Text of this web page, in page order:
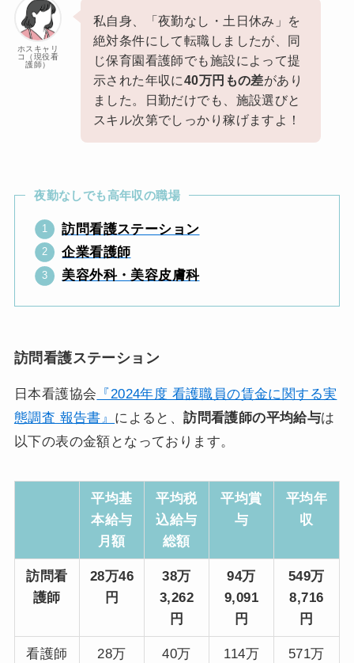
ホスキャリ
コ（現役看
護師）
私自身、「夜勤なし・土日休み」を
絶対条件にして転職しましたが、同
じ保育園看護師でも施設によって提
示された年収に40万円もの差があり
ました。日勤だけでも、施設選びと
スキル次第でしっかり稼げますよ！
夜勤なしでも高年収の職場
訪問看護ステーション
企業看護師
美容外科・美容皮膚科
訪問看護ステーション
日本看護協会 『2024年度 看護職員の賃金に関する実
態調査 報告書』 によると、訪問看護師の平均給与は
以下の表の金額となっております。
平均基
本給与
月額
平均税
込給与
総額
平均賞
与
平均年
収
訪問看
護師
28万46
円
38万
3,262
円
94万
9,091
円
549万
8,716
円
看護師
28万
40万
114万
571万